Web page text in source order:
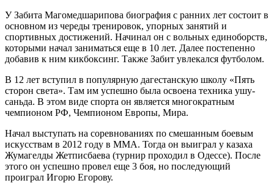
У Забита Магомедшарипова биография с ранних лет состоит в
основном из череды тренировок, упорных занятий и
спортивных достижений. Начинал он с вольных единоборств,
которыми начал заниматься еще в 10 лет. Далее постепенно
добавив к ним кикбоксинг. Также Забит увлекался футболом.
В 12 лет вступил в популярную дагестанскую школу «Пять
сторон света». Там им успешно была освоена техника ушу-
саньда. В этом виде спорта он является многократным
чемпионом РФ, Чемпионом Европы, Мира.
Начал выступать на соревнованиях по смешанным боевым
искусствам в 2012 году в MMA. Тогда он выиграл у казаха
Жумагелды Жетписбаева (турнир проходил в Одессе). После
этого он успешно провел еще 3 боя, но последующий
проиграл Игорю Егорову.